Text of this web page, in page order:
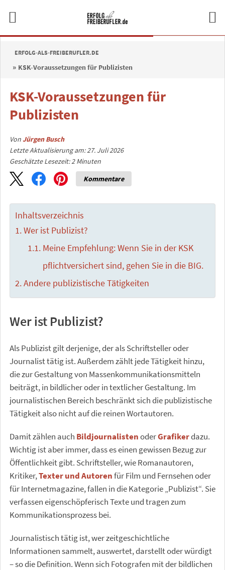
ERFOLG-ALS-FREIBERUFLER.DE
KSK-Voraussetzungen für Publizisten
KSK-Voraussetzungen für
Publizisten
VonJürgen Busch
Letzte Aktualisierung am: 27. Juli 2026
Geschätzte Lesezeit:2 Minuten
Kommentare
Inhaltsverzeichnis
Wer ist Publizist?
Meine Empfehlung: Wenn Sie in der KSK
pflichtversichert sind, gehen Sie in die BIG.
Andere publizistische Tätigkeiten
Wer ist Publizist?
Als Publizist gilt derjenige, der als Schriftsteller oder
Journalist tätig ist. Außerdem zählt jede Tätigkeit hinzu,
die zur Gestaltung von Massenkommunikationsmitteln
beiträgt, in bildlicher oder in textlicher Gestaltung. Im
journalistischen Bereich beschränkt sich die publizistische
Tätigkeit also nicht auf die reinen Wortautoren.
Damit zählen auch BildjournalistenoderGrafikerdazu.
Wichtig ist aber immer, dass es einen gewissen Bezug zur
Öffentlichkeit gibt. Schriftsteller, wie Romanautoren,
Kritiker,Texter und Autorenfür Film und Fernsehen oder
für Internetmagazine, fallen in die Kategorie „Publizist“. Sie
verfassen eigenschöpferisch Texte und tragen zum
Kommunikationsprozess bei.
Journalistisch tätig ist, wer zeitgeschichtliche
Informationen sammelt, auswertet, darstellt oder würdigt
– so die Definition. Wenn sich Fotografen mit der bildlichen